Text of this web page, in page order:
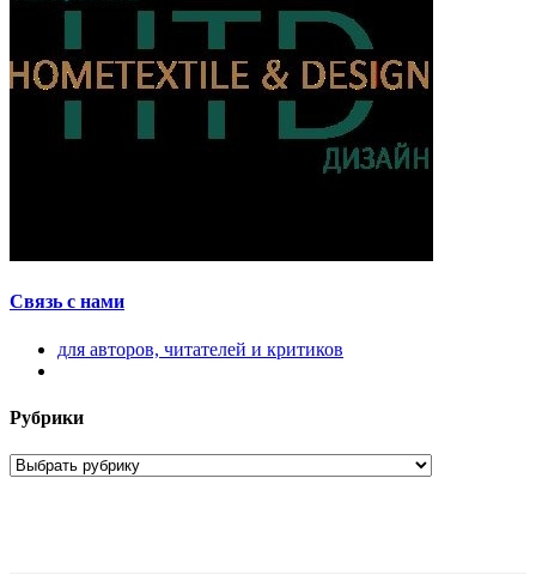
Связь с нами
для авторов, читателей и критиков
Рубрики